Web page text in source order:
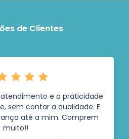
de Clientes
e a praticidade
sem contar a qualidade. E
até a mim. Comprem
muito!!